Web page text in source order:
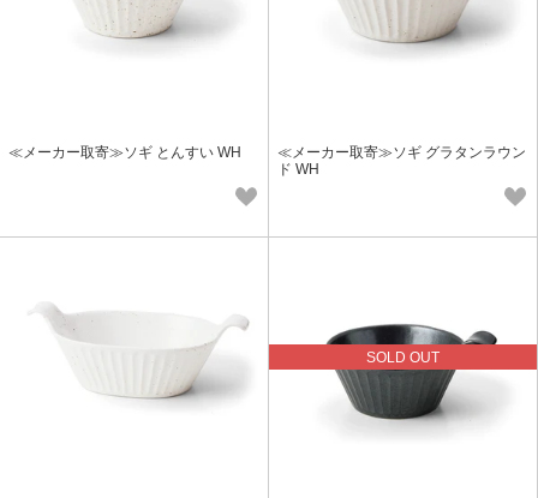
≪メーカー取寄≫ソギ とんすい WH
≪メーカー取寄≫ソギ グラタンラウン
ド WH
SOLD OUT